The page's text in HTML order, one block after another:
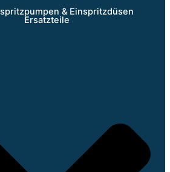
& Einspritzdüsen
Ersatzteile